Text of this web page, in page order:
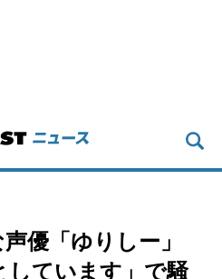
声優「ゆりしー」
しています」で騒